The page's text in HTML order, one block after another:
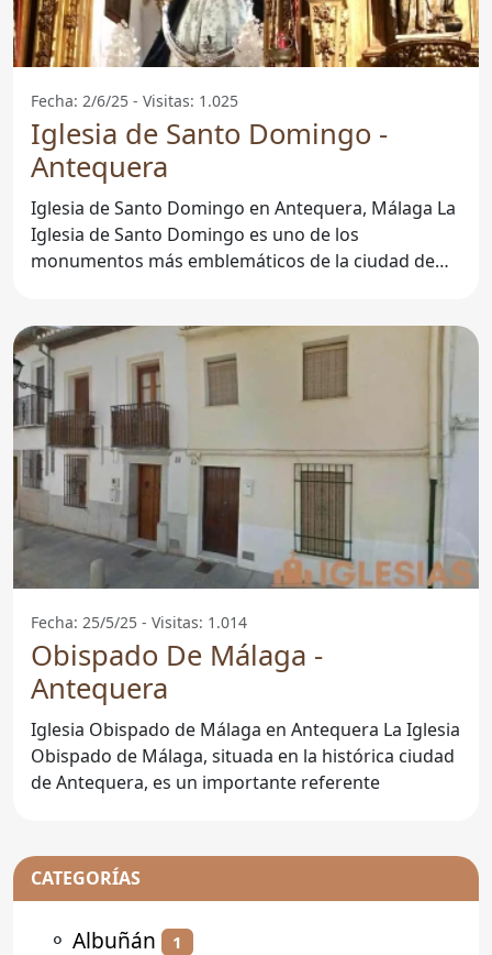
Fecha: 2/6/25 - Visitas: 1.025
Iglesia de Santo Domingo -
Antequera
Iglesia de Santo Domingo en Antequera, Málaga La
Iglesia de Santo Domingo es uno de los
monumentos más emblemáticos de la ciudad de
Fecha: 25/5/25 - Visitas: 1.014
Obispado De Málaga -
Antequera
Iglesia Obispado de Málaga en Antequera La Iglesia
Obispado de Málaga, situada en la histórica ciudad
de Antequera, es un importante referente
CATEGORÍAS
⚬ Albuñán 1